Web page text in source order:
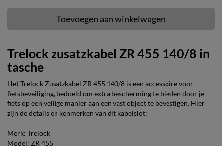
Toevoegen aan winkelwagen
Trelock zusatzkabel ZR 455 140/8 in
tasche
Het Trelock Zusatzkabel ZR 455 140/8 is een accessoire voor
fietsbeveiliging, bedoeld om extra bescherming te bieden door je
fiets op een veilige manier aan een vast object te bevestigen. Hier
zijn de details en kenmerken van dit kabelslot:
Merk: Trelock
Model: ZR 455